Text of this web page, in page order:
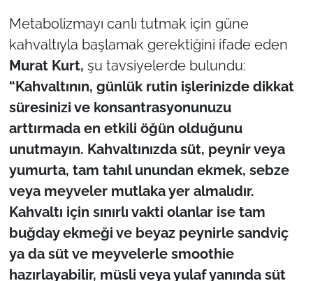
Metabolizmayı canlı tutmak için güne
kahvaltıyla başlamak gerektiğini ifade eden
Murat Kurt, şu tavsiyelerde bulundu:
“Kahvaltının, günlük rutin işlerinizde dikkat
süresinizi ve konsantrasyonunuzu
arttırmada en etkili öğün olduğunu
unutmayın. Kahvaltınızda süt, peynir veya
yumurta, tam tahıl unundan ekmek, sebze
veya meyveler mutlaka yer almalıdır.
Kahvaltı için sınırlı vakti olanlar ise tam
buğday ekmeği ve beyaz peynirle sandviç
ya da süt ve meyvelerle smoothie
hazırlayabilir, müsli veya yulaf yanında süt